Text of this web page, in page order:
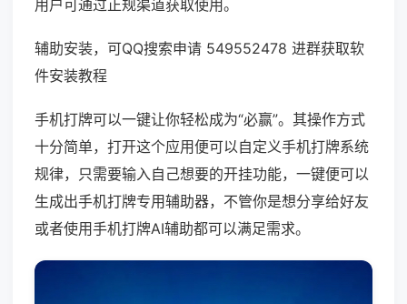
用户可通过正规渠道获取使用。
辅助安装，可QQ搜索申请 549552478 进群获取软
件安装教程
手机打牌可以一键让你轻松成为“必赢”。其操作方式
十分简单，打开这个应用便可以自定义手机打牌系统
规律，只需要输入自己想要的开挂功能，一键便可以
生成出手机打牌专用辅助器，不管你是想分享给好友
或者使用手机打牌AI辅助都可以满足需求。